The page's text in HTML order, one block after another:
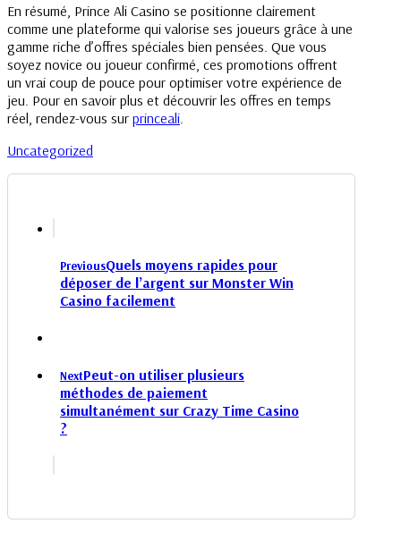
En résumé, Prince Ali Casino se positionne clairement
comme une plateforme qui valorise ses joueurs grâce à une
gamme riche d’offres spéciales bien pensées. Que vous
soyez novice ou joueur confirmé, ces promotions offrent
un vrai coup de pouce pour optimiser votre expérience de
jeu. Pour en savoir plus et découvrir les offres en temps
réel, rendez-vous sur princeali
Uncategorized
PreviousQuels moyens rapides pour
déposer de l’argent sur Monster Win
Casino facilement
NextPeut-on utiliser plusieurs
méthodes de paiement
simultanément sur Crazy Time Casino
?